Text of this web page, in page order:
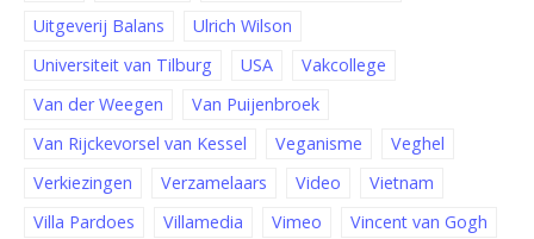
Uitgeverij Balans
Ulrich Wilson
Universiteit van Tilburg
USA
Vakcollege
Van der Weegen
Van Puijenbroek
Van Rijckevorsel van Kessel
Veganisme
Veghel
Verkiezingen
Verzamelaars Video
Vietnam
Villa Pardoes
Villamedia Vimeo
Vincent van Gogh